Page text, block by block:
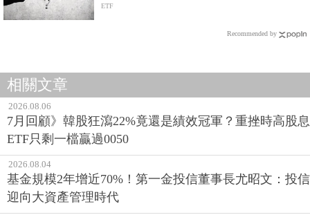
這3點！
ETF
Recommended by
相關文章
2026.08.06
7月回顧》韓股狂瀉22%竟還是績效冠軍？重挫時高股息
ETF只剩一檔贏過0050
2026.08.04
基金規模2年增近70%！第一金投信董事長尤昭文：投信
迎向大資產管理時代